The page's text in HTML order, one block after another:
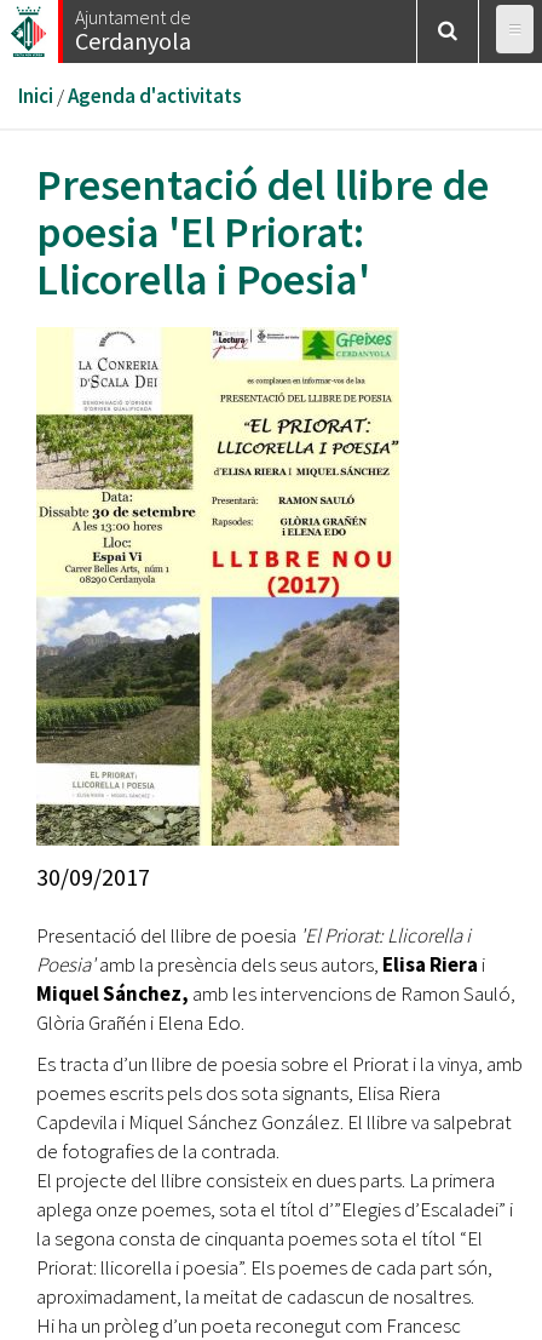
Vés
al
Ajuntament de
Cerdanyola
Esteu
aquí
Inici /Agenda d'activitats
Presentació del llibre de
poesia 'El Priorat:
Llicorella i Poesia'
30/09/2017
Presentació del llibre de poesia 'El Priorat: Llicorella i
Poesia'amb la presència dels seus autors, Elisa Riera i
Miquel Sánchez, amb les intervencions de Ramon Sauló,
Glòria Grañén i Elena Edo.
Es tracta d’un llibre de poesia sobre el Priorat i la vinya, amb
poemes escrits pels dos sota signants, Elisa Riera
Capdevila i Miquel Sánchez González. El llibre va salpebrat
de fotografies de la contrada.
El projecte del llibre consisteix en dues parts. La primera
aplega onze poemes, sota el títol d’”Elegies d’Escaladei” i
la segona consta de cinquanta poemes sota el títol “El
Priorat: llicorella i poesia”. Els poemes de cada part són,
aproximadament, la meitat de cadascun de nosaltres.
Hi ha un pròleg d’un poeta reconegut com Francesc